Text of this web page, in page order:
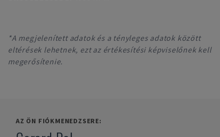
*A megjelenített adatok és a tényleges adatok között
eltérések lehetnek, ezt az értékesítési képviselőnek kell
megerősítenie.
AZ ÖN FIÓKMENEDZSERE: